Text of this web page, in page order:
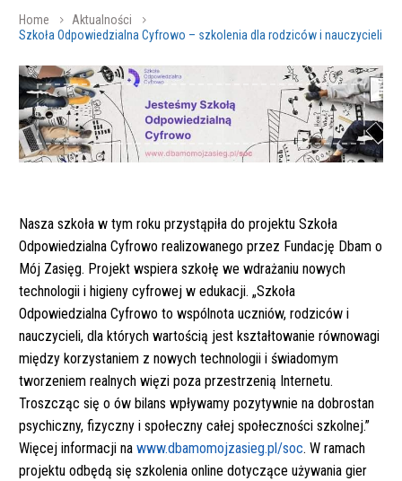
Home
Aktualności
Szkoła Odpowiedzialna Cyfrowo – szkolenia dla rodziców i nauczycieli
Nasza szkoła w tym roku przystąpiła do projektu Szkoła
Odpowiedzialna Cyfrowo realizowanego przez Fundację Dbam o
Mój Zasięg. Projekt wspiera szkołę we wdrażaniu nowych
technologii i higieny cyfrowej w edukacji. „Szkoła
Odpowiedzialna Cyfrowo to wspólnota uczniów, rodziców i
nauczycieli, dla których wartością jest kształtowanie równowagi
między korzystaniem z nowych technologii i świadomym
tworzeniem realnych więzi poza przestrzenią Internetu.
Troszcząc się o ów bilans wpływamy pozytywnie na dobrostan
psychiczny, fizyczny i społeczny całej społeczności szkolnej.”
Więcej informacji na www.dbamomojzasieg.pl/soc. W ramach
projektu odbędą się szkolenia online dotyczące używania gier